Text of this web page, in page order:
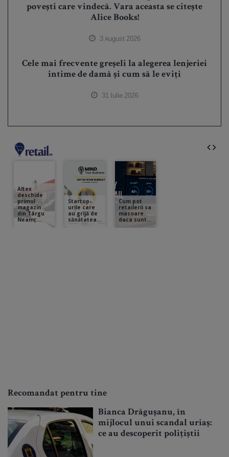
povești care vindecă. Vara aceasta se citește
Alice Books!
3 August 2026
Cele mai frecvente greșeli la alegerea lenjeriei
intime de damă și cum să le eviți
31 Iulie 2026
Recomandat pentru tine
Bianca Drăgușanu, în
mijlocul unui scandal uriaș:
ce au descoperit polițiștii